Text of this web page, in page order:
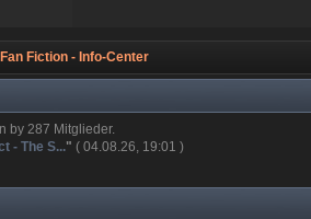
Fiction - Info-Center
by 287 Mitglieder.
- The S..." ( 04.08.26, 19:01 )